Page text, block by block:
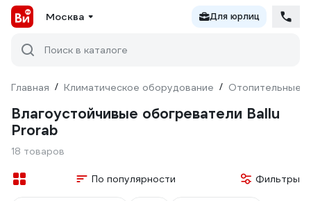
Москва Для юрлиц
Поиск в каталоге
Главная / Климатическое оборудование / Отопительные
Влагоустойчивые обогреватели Ballu
Prorab
18 товаров
По популярности Фильтры